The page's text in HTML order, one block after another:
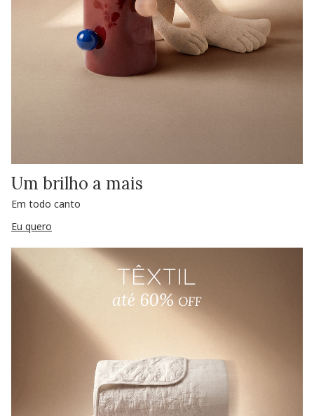
Um brilho a mais
Em todo canto
Eu quero